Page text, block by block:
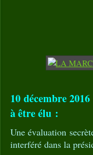
10 décembre
à être élu :
Une évaluation
interféré dans la